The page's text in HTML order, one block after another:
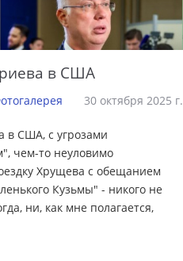
в США
30 октября 2025 г.
в США, с угрозами
чем-то неуловимо
Хрущева с обещанием
Кузьмы" - никого не
ни, как мне полагается,